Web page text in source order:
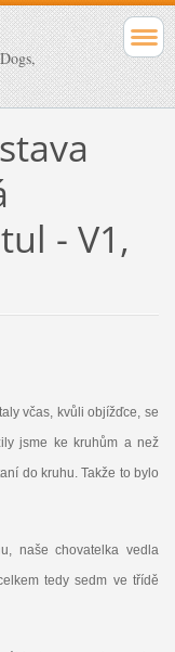
- V1,
včas, kvůli objížďce, se
jsme ke kruhům a než
do kruhu. Takže to bylo
naše chovatelka vedla
tedy sedm ve třídě